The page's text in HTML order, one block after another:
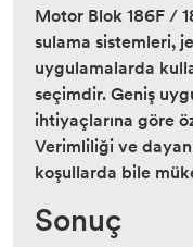
Motor Blok 186F /
sulama sistemleri,
uygulamalarda
seçimdir. Geniş
ihtiyaçlarına göre
Verimliliği ve
koşullarda bile
Sonuç